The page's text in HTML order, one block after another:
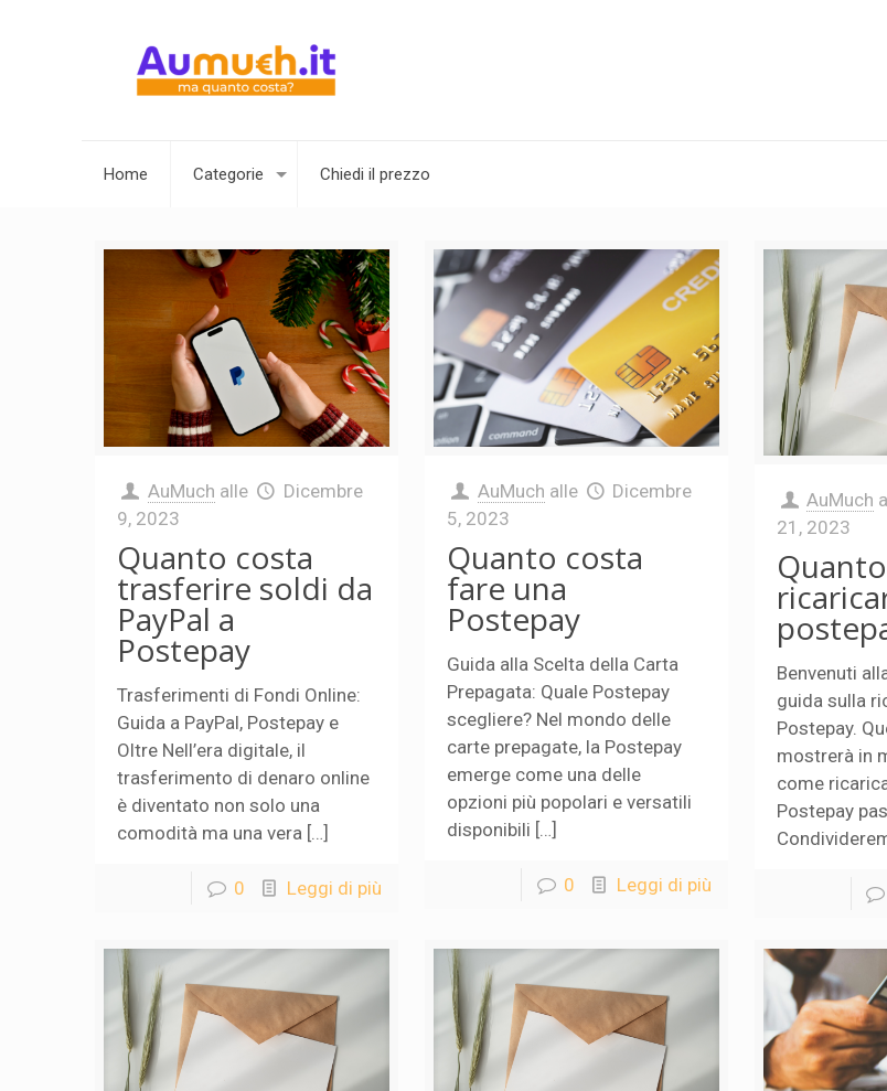
Home Categorie Chiedi il prezzo
AuMuch alle
Dicembre
9, 2023
Quanto costa
trasferire soldi da
PayPal a
Postepay
Trasferimenti di Fondi Online:
Guida a PayPal, Postepay e
Oltre Nell’era digitale, il
trasferimento di denaro online
è diventato non solo una
comodità ma una vera […]
0 Leggi di più
AuMuch alle
Dicembre
5, 2023
Quanto costa
fare una
Postepay
Guida alla Scelta della Carta
Prepagata: Quale Postepay
scegliere? Nel mondo delle
carte prepagate, la Postepay
emerge come una delle
opzioni più popolari e versatili
disponibili […]
0 Leggi di più
AuMuch
21, 2023
Benvenuti
guida sulla
Postepay.
mostrerà in
come
Postepay